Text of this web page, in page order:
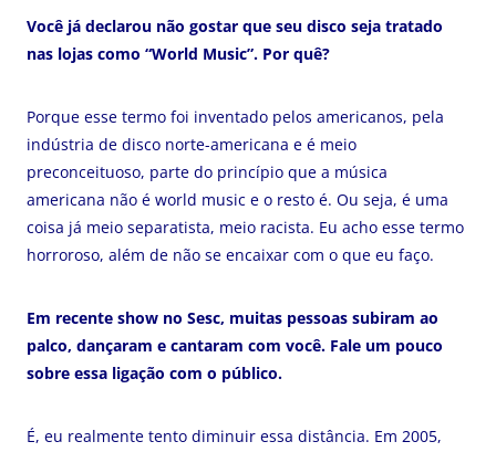
Você já declarou não gostar que seu disco seja tratado
nas lojas como “World Music”. Por quê?
Porque esse termo foi inventado pelos americanos, pela
indústria de disco norte-americana e é meio
preconceituoso, parte do princípio que a música
americana não é world music e o resto é. Ou seja, é uma
coisa já meio separatista, meio racista. Eu acho esse termo
horroroso, além de não se encaixar com o que eu faço.
Em recente show no Sesc, muitas pessoas subiram ao
palco, dançaram e cantaram com você. Fale um pouco
sobre essa ligação com o público.
É, eu realmente tento diminuir essa distância. Em 2005,